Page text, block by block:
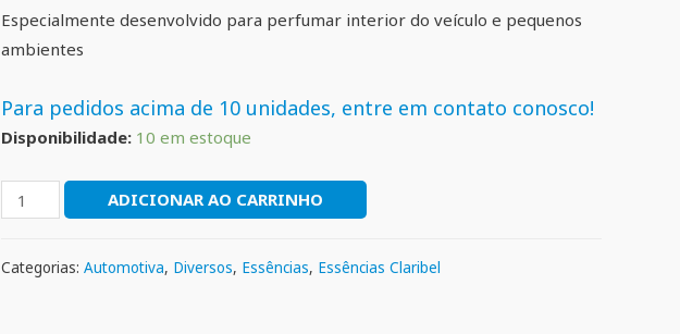
Especialmente desenvolvido para perfumar interior do veículo e pequenos
ambientes
Para pedidos acima de 10 unidades, entre em contato conosco!
Disponibilidade: 10 em estoque
ADICIONAR AO CARRINHO
Categorias: Automotiva, Diversos, Essências, Essências Claribel